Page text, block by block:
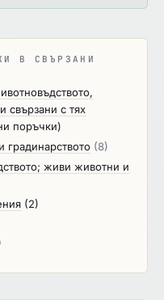
В СВЪРЗАНИ
свързани с тях
поръчки)
градинарството (8)
живи животни и
(2)